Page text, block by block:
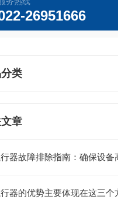
26951666
类
章
器故障排除指南：确保设备
器的优势主要体现在这三个